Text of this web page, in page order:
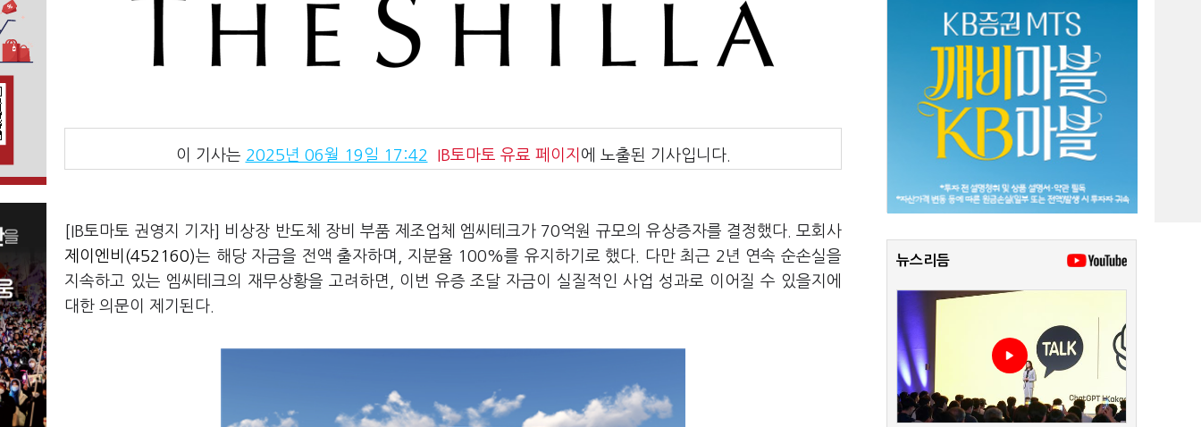
이 기사는 2025년 06월 19일 17:42 IB토마토 유료 페이지 에 노출된 기사입니다.
[IB토마토 권영지 기자] 비상장 반도체 장비 부품 제조업체 엠씨테크가 70억원 규모의 유상증자를 결정했다. 모회사
제이엔비(452160)는 해당 자금을 전액 출자하며, 지분율 100%를 유지하기로 했다. 다만 최근 2년 연속 순손실을
지속하고 있는 엠씨테크의 재무상황을 고려하면, 이번 유증 조달 자금이 실질적인 사업 성과로 이어질 수 있을지에
대한 의문이 제기된다.
뉴스리듬